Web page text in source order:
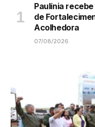
Paulínia
de
Acolhedora
07/08/2026